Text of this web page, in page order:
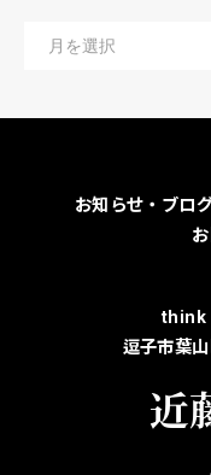
お知らせ・ブロ
think
逗子市葉
近